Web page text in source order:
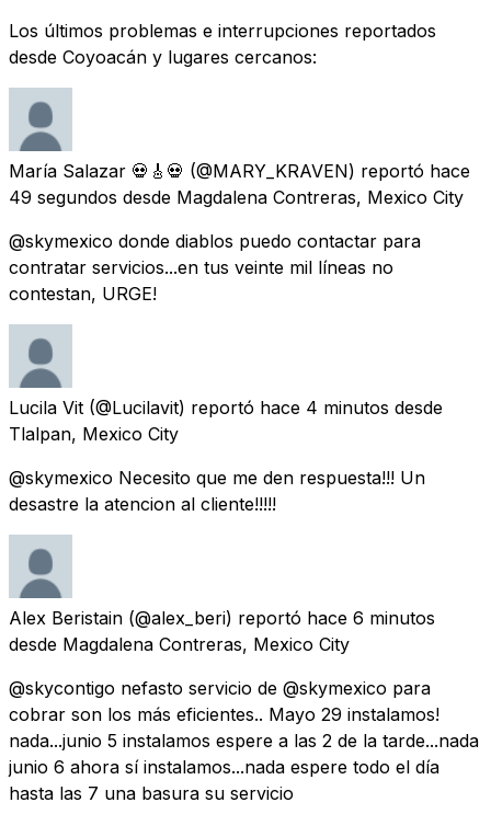
Los últimos problemas e interrupciones reportados
desde Coyoacán y lugares cercanos:
María Salazar 💀🎸💀 (@MARY_KRAVEN) reportó hace
49 segundos desde Magdalena Contreras, Mexico City
@skymexico donde diablos puedo contactar para
contratar servicios...en tus veinte mil líneas no
contestan, URGE!
Lucila Vit (@Lucilavit) reportó hace 4 minutos desde
Tlalpan, Mexico City
@skymexico Necesito que me den respuesta!!! Un
desastre la atencion al cliente!!!!!
Alex Beristain (@alex_beri) reportó hace 6 minutos
desde Magdalena Contreras, Mexico City
@skycontigo nefasto servicio de @skymexico para
cobrar son los más eficientes.. Mayo 29 instalamos!
nada...junio 5 instalamos espere a las 2 de la tarde...nada
junio 6 ahora sí instalamos...nada espere todo el día
hasta las 7 una basura su servicio